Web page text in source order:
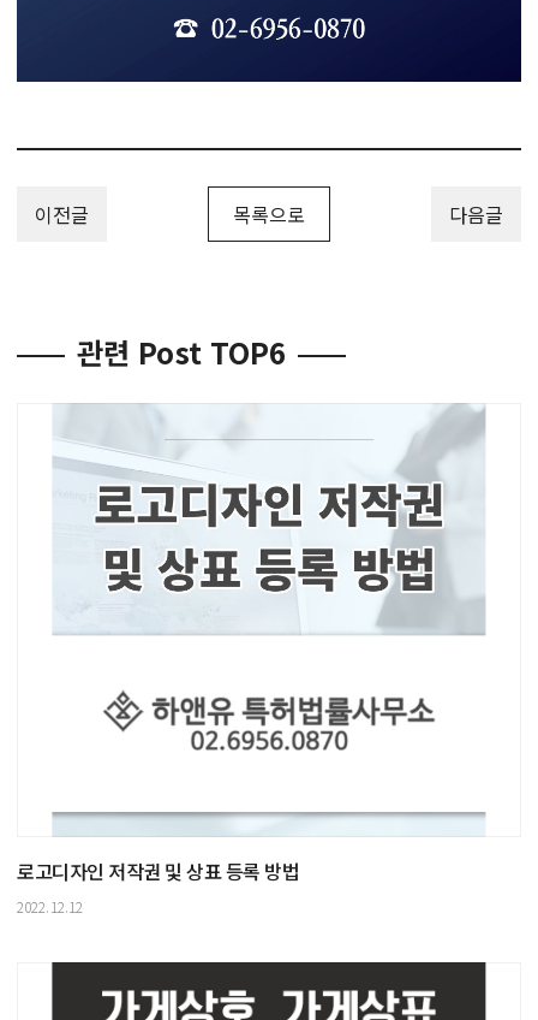
이전글 목록으로 다음글
관련 Post TOP6
로고디자인 저작권 및 상표 등록 방법
2022.12.12